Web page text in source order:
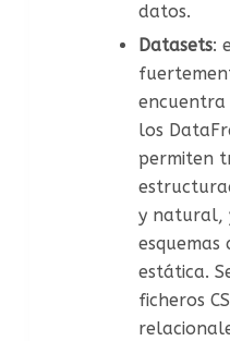
datos.
Datasets:
los
permiten
y natural,
estática.
ficheros